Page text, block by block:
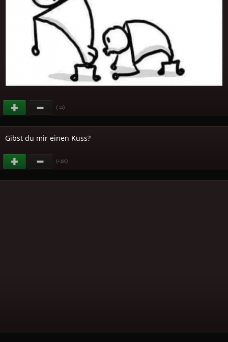
(-52)
Gibst du mir einen Kuss?
(+180)